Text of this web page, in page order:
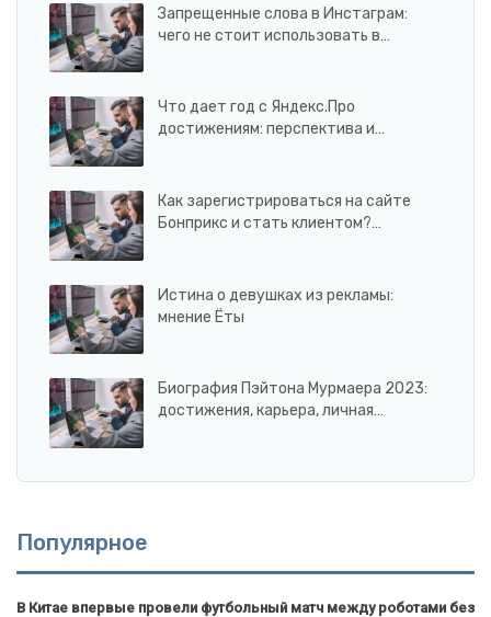
Запрещенные слова в Инстаграм:
чего не стоит использовать в…
Что дает год с Яндекс.Про
достижениям: перспектива и…
Как зарегистрироваться на сайте
Бонприкс и стать клиентом?…
Истина о девушках из рекламы:
мнение Ёты
Биография Пэйтона Мурмаера 2023:
достижения, карьера, личная…
Популярное
В Китае впервые провели футбольный матч между роботами без